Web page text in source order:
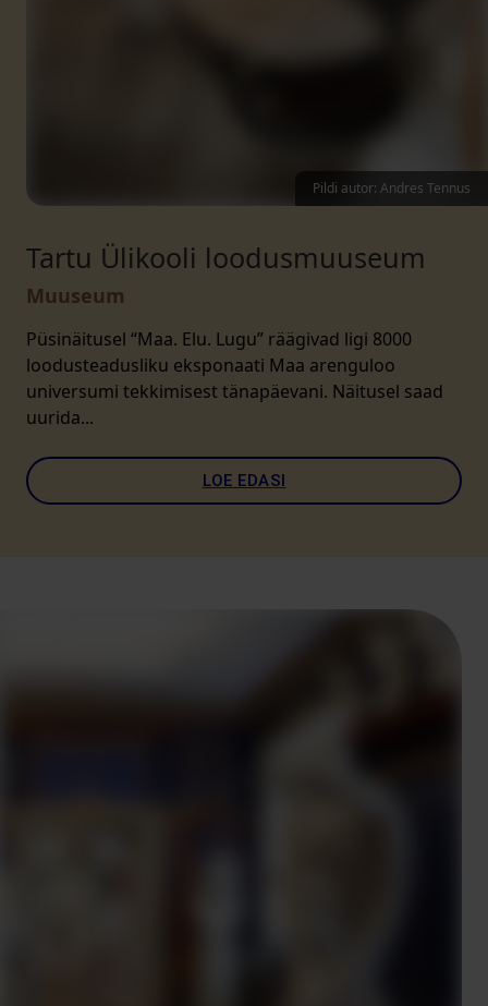
Tartu Ülikooli loodusmuuseum
Muuseum
Püsinäitusel “Maa. Elu. Lugu” räägivad ligi 8000
loodusteadusliku eksponaati Maa arenguloo
universumi tekkimisest tänapäevani. Näitusel saad
uurida...
LOE EDASI
Pildi autor: Andres Tennus